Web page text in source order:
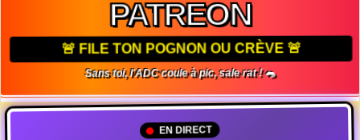
PATREON
🚨 FILE TON POGNON OU CRÈVE 🚨
Sans toi, l'ADC coule à pic, sale rat ! 🐀
EN DIRECT